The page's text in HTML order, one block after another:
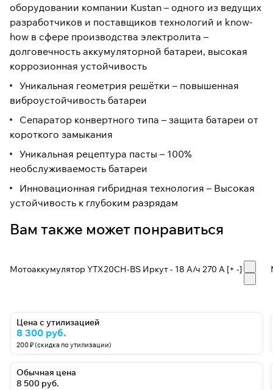
оборудовании компании Kustan – одного из ведущих
разработчиков и поставщиков технологий и know-
how в сфере производства электролита –
долговечность аккумуляторной батареи, высокая
коррозионная устойчивость
Уникальная геометрия решётки – повышенная
виброустойчивость батареи
Сепаратор конвертного типа – защита батареи от
короткого замыкания
Уникальная рецептура пасты – 100%
необслуживаемость батареи
Инновационная гибридная технология – Высокая
устойчивость к глубоким разрядам
Вам также может понравиться
Мотоаккумулятор YTX20CH-BS Иркут - 18 А/ч 270 A [+ -]
Цена с утилизацией
8 300 руб.
200 ₽ (скидка по утилизации)
Обычная цена
8 500 руб.